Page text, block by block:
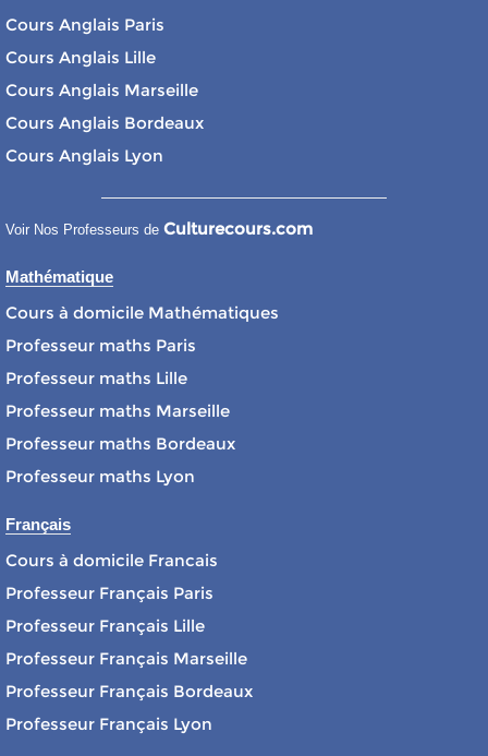
Cours Anglais Paris
Cours Anglais Lille
Cours Anglais Marseille
Cours Anglais Bordeaux
Cours Anglais Lyon
Voir Nos Professeurs de Culturecours.com
Mathématique
Cours à domicile Mathématiques
Professeur maths Paris
Professeur maths Lille
Professeur maths Marseille
Professeur maths Bordeaux
Professeur maths Lyon
Français
Cours à domicile Francais
Professeur Français Paris
Professeur Français Lille
Professeur Français Marseille
Professeur Français Bordeaux
Professeur Français Lyon